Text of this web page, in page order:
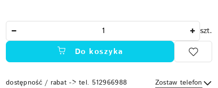
szt.
Do koszyka
dostępność / rabat -> tel. 512966988 Zostaw telefon